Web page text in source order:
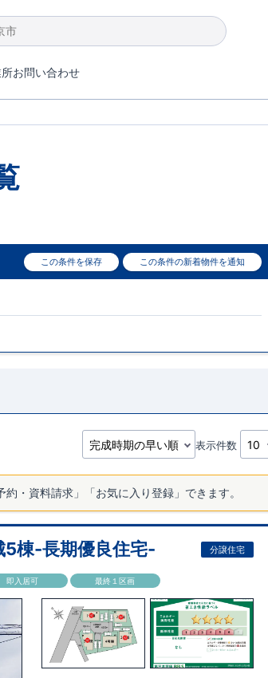
お問い合わせ
この条件を保存 この条件の新着物件を通知
表示件数
・資料請求」「お気に入り登録」できます。
5棟-長期優良住宅- 分譲住宅
即入居可 最終１区画